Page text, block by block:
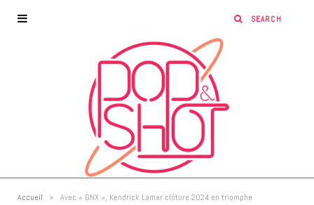
Accueil » Avec « GNX », Kendrick Lamar clôture 2024 en triomphe